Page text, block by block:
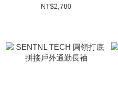
高領衛衣秋冬
NT$2,780